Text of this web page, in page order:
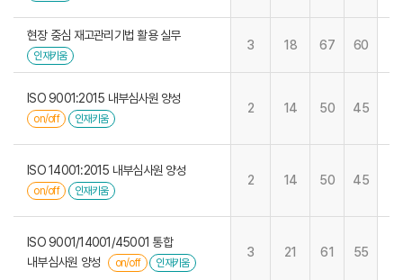
현장 중심 재고관리기법 활용 실무
인재키움
3 18 67 60
ISO 9001:2015 내부심사원 양성
on/off 인재키움
2 14 50 45
ISO 14001:2015 내부심사원 양성
on/off 인재키움
2 14 50 45
ISO 9001/14001/45001 통합
내부심사원 양성
on/off 인재키움
3 21 61 55